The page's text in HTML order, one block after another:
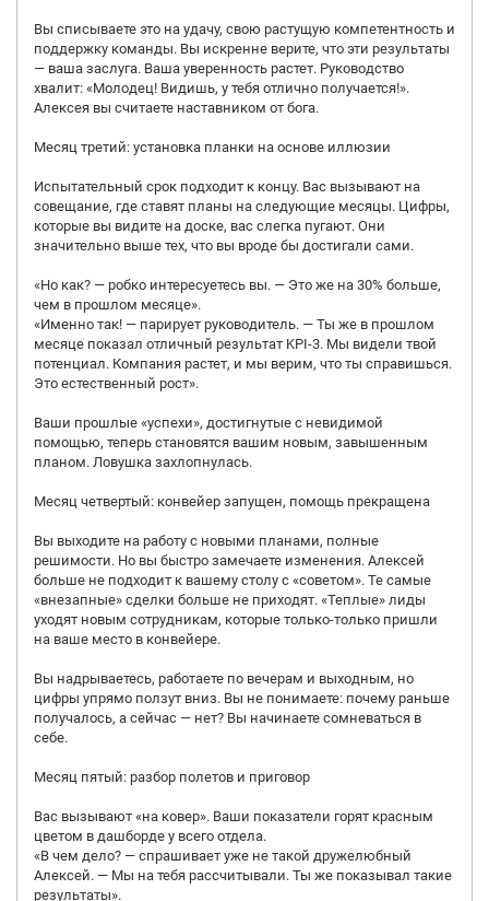
Вы списываете это на удачу, свою растущую компетентность и
поддержку команды. Вы искренне верите, что эти результаты
— ваша заслуга. Ваша уверенность растет. Руководство
хвалит: «Молодец! Видишь, у тебя отлично получается!».
Алексея вы считаете наставником от бога.
Месяц третий: установка планки на основе иллюзии
Испытательный срок подходит к концу. Вас вызывают на
совещание, где ставят планы на следующие месяцы. Цифры,
которые вы видите на доске, вас слегка пугают. Они
значительно выше тех, что вы вроде бы достигали сами.
«Но как? — робко интересуетесь вы. — Это же на 30% больше,
чем в прошлом месяце».
«Именно так! — парирует руководитель. — Ты же в прошлом
месяце показал отличный результат KPI-3. Мы видели твой
потенциал. Компания растет, и мы верим, что ты справишься.
Это естественный рост».
Ваши прошлые «успехи», достигнутые с невидимой
помощью, теперь становятся вашим новым, завышенным
планом. Ловушка захлопнулась.
Месяц четвертый: конвейер запущен, помощь прекращена
Вы выходите на работу с новыми планами, полные
решимости. Но вы быстро замечаете изменения. Алексей
больше не подходит к вашему столу с «советом». Те самые
«внезапные» сделки больше не приходят. «Теплые» лиды
уходят новым сотрудникам, которые только-только пришли
на ваше место в конвейере.
Вы надрываетесь, работаете по вечерам и выходным, но
цифры упрямо ползут вниз. Вы не понимаете: почему раньше
получалось, а сейчас — нет? Вы начинаете сомневаться в
себе.
Месяц пятый: разбор полетов и приговор
Вас вызывают «на ковер». Ваши показатели горят красным
цветом в дашборде у всего отдела.
«В чем дело? — спрашивает уже не такой дружелюбный
Алексей. — Мы на тебя рассчитывали. Ты же показывал такие
результаты».